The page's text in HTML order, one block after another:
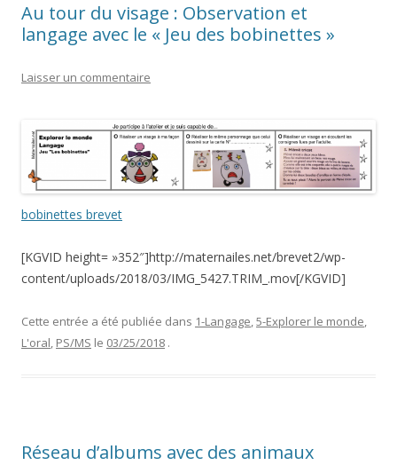
Au tour du visage : Observation et
langage avec le « Jeu des bobinettes »
Laisser un commentaire
bobinettes brevet
[KGVID height= »352″]http://maternailes.net/brevet2/wp-
content/uploads/2018/03/IMG_5427.TRIM_.mov[/KGVID]
Cette entrée a été publiée dans 1-Langage,5-Explorer le monde,
L'oral, PS/MS le 03/25/2018 .
Réseau d’albums avec des animaux